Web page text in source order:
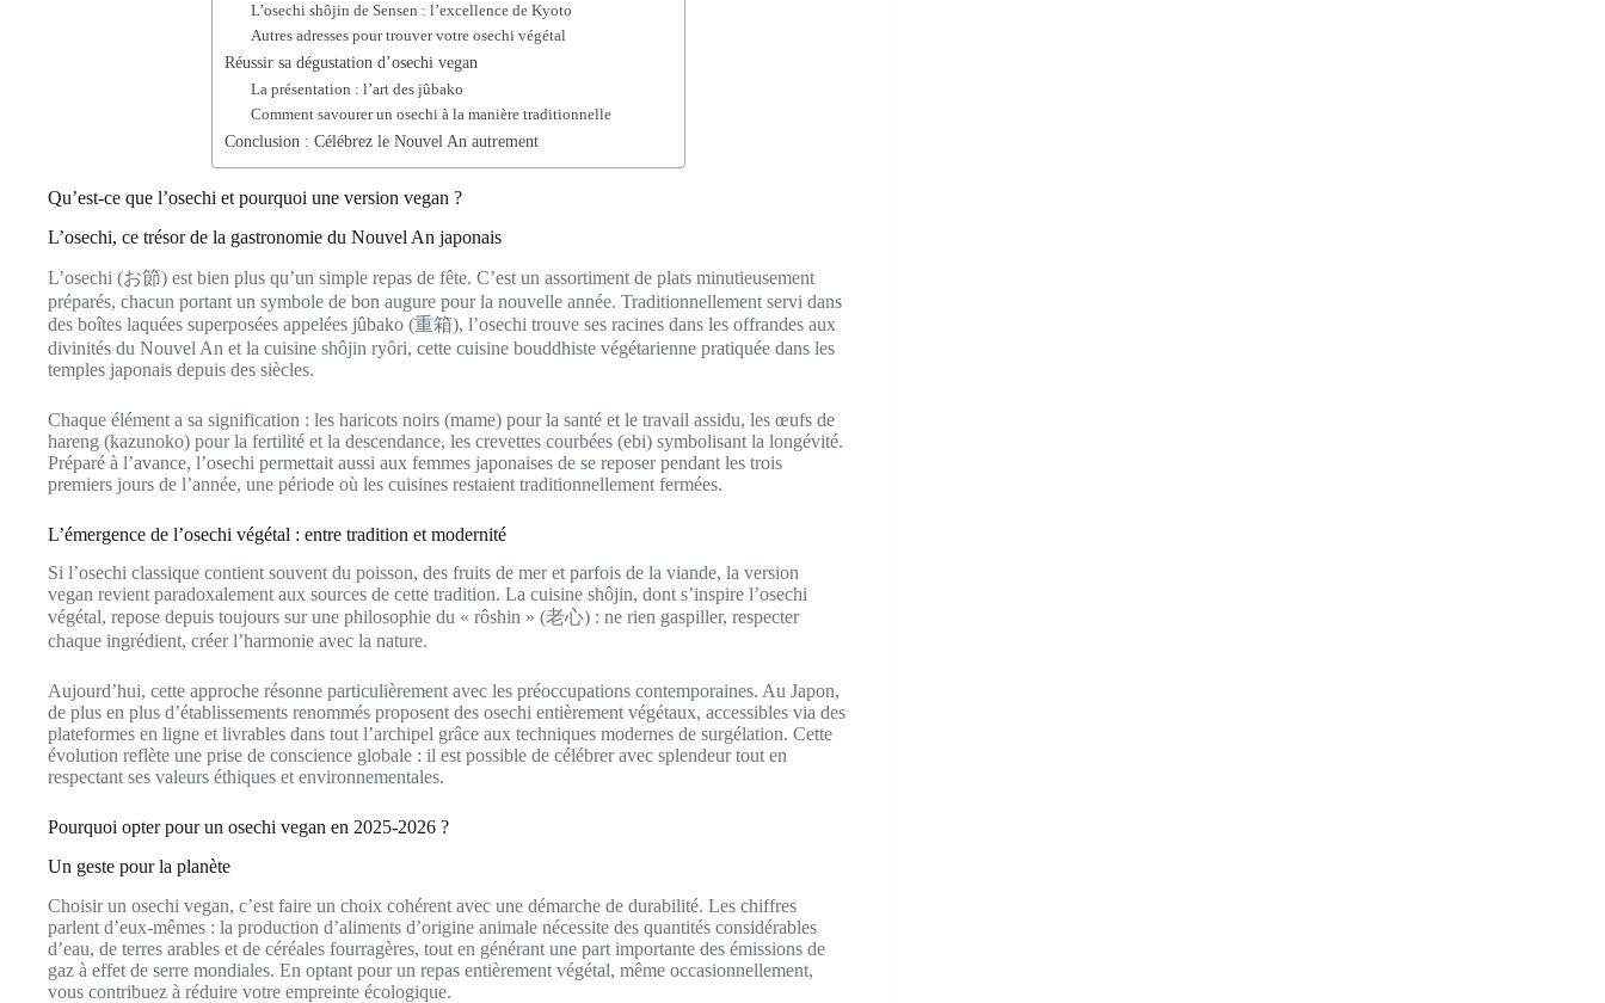
L’osechi shôjin de Sensen : l’excellence de Kyoto
Autres adresses pour trouver votre osechi végétal
Réussir sa dégustation d’osechi vegan
La présentation : l’art des jûbako
Comment savourer un osechi à la manière traditionnelle
Conclusion : Célébrez le Nouvel An autrement
Qu’est-ce que l’osechi et pourquoi une version vegan ?
L’osechi, ce trésor de la gastronomie du Nouvel An japonais
L’osechi (お節) est bien plus qu’un simple repas de fête. C’est un assortiment de plats minutieusement
préparés, chacun portant un symbole de bon augure pour la nouvelle année. Traditionnellement servi dans
des boîtes laquées superposées appelées jûbako (重箱), l’osechi trouve ses racines dans les offrandes aux
divinités du Nouvel An et la cuisine shôjin ryôri, cette cuisine bouddhiste végétarienne pratiquée dans les
temples japonais depuis des siècles.
Chaque élément a sa signification : les haricots noirs (mame) pour la santé et le travail assidu, les œufs de
hareng (kazunoko) pour la fertilité et la descendance, les crevettes courbées (ebi) symbolisant la longévité.
Préparé à l’avance, l’osechi permettait aussi aux femmes japonaises de se reposer pendant les trois
premiers jours de l’année, une période où les cuisines restaient traditionnellement fermées.
L’émergence de l’osechi végétal : entre tradition et modernité
Si l’osechi classique contient souvent du poisson, des fruits de mer et parfois de la viande, la version
vegan revient paradoxalement aux sources de cette tradition. La cuisine shôjin, dont s’inspire l’osechi
végétal, repose depuis toujours sur une philosophie du « rôshin » (老心) : ne rien gaspiller, respecter
chaque ingrédient, créer l’harmonie avec la nature.
Aujourd’hui, cette approche résonne particulièrement avec les préoccupations contemporaines. Au Japon,
de plus en plus d’établissements renommés proposent des osechi entièrement végétaux, accessibles via des
plateformes en ligne et livrables dans tout l’archipel grâce aux techniques modernes de surgélation. Cette
évolution reflète une prise de conscience globale : il est possible de célébrer avec splendeur tout en
respectant ses valeurs éthiques et environnementales.
Pourquoi opter pour un osechi vegan en 2025-2026 ?
Un geste pour la planète
Choisir un osechi vegan, c’est faire un choix cohérent avec une démarche de durabilité. Les chiffres
parlent d’eux-mêmes : la production d’aliments d’origine animale nécessite des quantités considérables
d’eau, de terres arables et de céréales fourragères, tout en générant une part importante des émissions de
gaz à effet de serre mondiales. En optant pour un repas entièrement végétal, même occasionnellement,
vous contribuez à réduire votre empreinte écologique.